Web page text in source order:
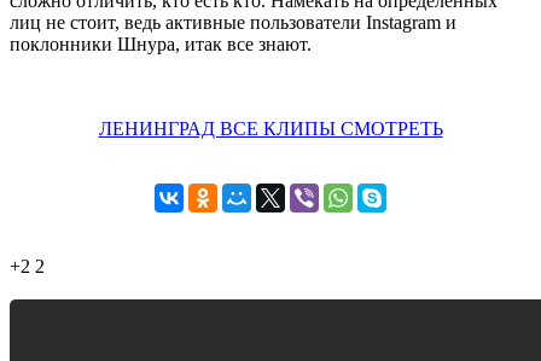
лиц не стоит, ведь активные пользователи Instagram и
поклонники Шнура, итак все знают.
ЛЕНИНГРАД ВСЕ КЛИПЫ СМОТРЕТЬ
+2 2